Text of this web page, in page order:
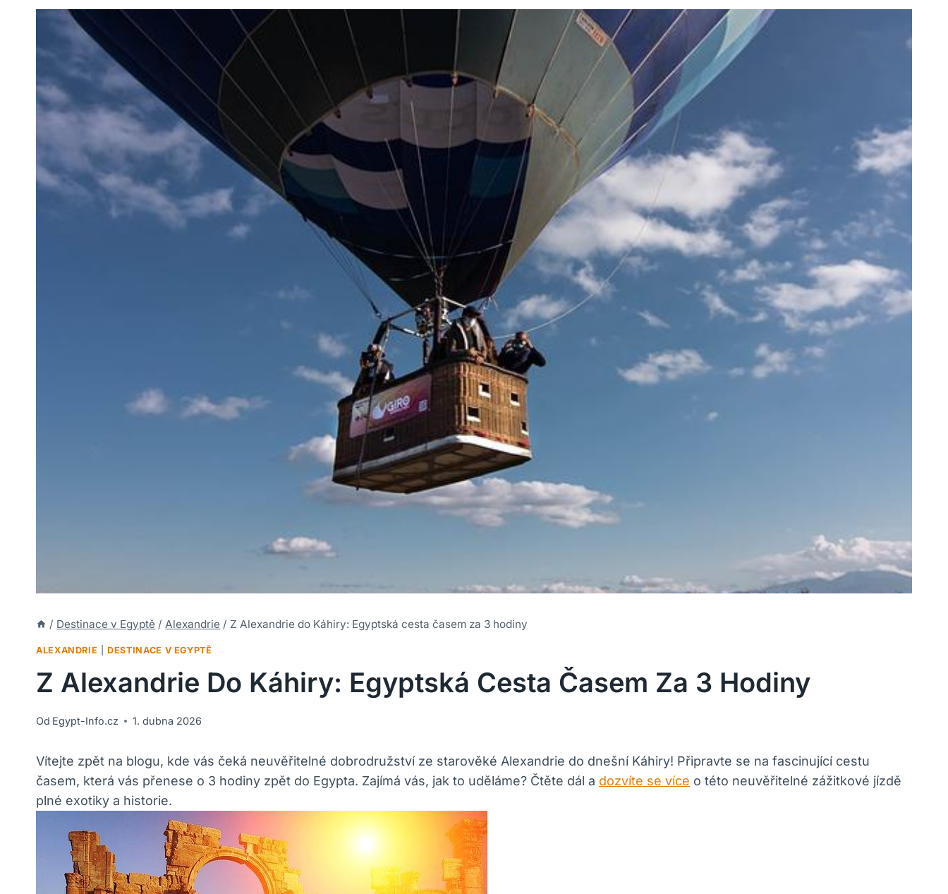
/ Destinace v Egyptě / Alexandrie / Z Alexandrie do Káhiry: Egyptská cesta časem za 3 hodiny
ALEXANDRIE |DESTINACE V EGYPTĚ
Z Alexandrie Do Káhiry: Egyptská Cesta Časem Za 3 Hodiny
Od Egypt-Info.cz 1. dubna 2026
Vítejte zpět na blogu, kde vás čeká neuvěřitelné dobrodružství ze starověké Alexandrie do dnešní Káhiry! Připravte se na fascinující cestu
časem, která vás přenese o 3 hodiny zpět do Egypta. Zajímá vás, jak to uděláme? Čtěte dál a dozvíte se více o této neuvěřitelné zážitkové jízdě
plné exotiky a historie.